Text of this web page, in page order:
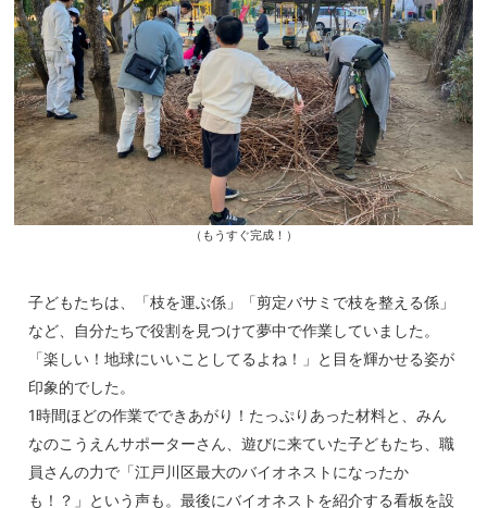
（もうすぐ完成！）
子どもたちは、「枝を運ぶ係」「剪定バサミで枝を整える係」
など、自分たちで役割を見つけて夢中で作業していました。
「楽しい！地球にいいことしてるよね！」と目を輝かせる姿が
印象的でした。
1時間ほどの作業でできあがり！たっぷりあった材料と、みん
なのこうえんサポーターさん、遊びに来ていた子どもたち、職
員さんの力で「江戸川区最大のバイオネストになったか
も！？」という声も。最後にバイオネストを紹介する看板を設